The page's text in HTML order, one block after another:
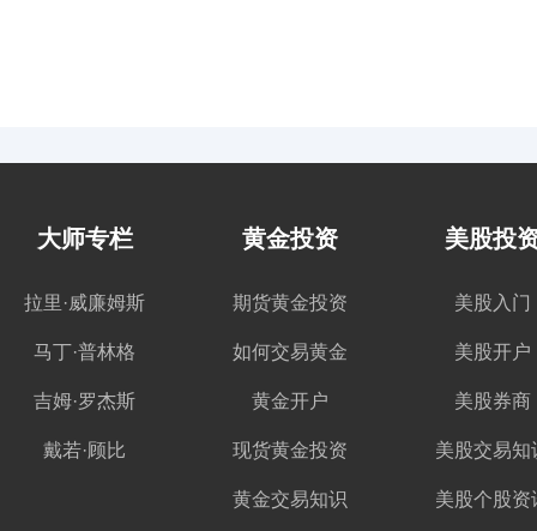
大师专栏
拉里·威廉姆斯
马丁·普林格
吉姆·罗杰斯
戴若·顾比
黄金投资
期货黄金投资
如何交易黄金
黄金开户
现货黄金投资
黄金交易知识
美股投
美股入门
美股开户
美股券商
美股交易知
美股个股资